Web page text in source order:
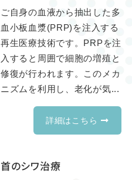
ご自身の血液から抽出した多
血小板血漿(PRP)を注入する
再生医療技術です。PRPを注
入すると周囲で細胞の増殖と
修復が行われます。このメカ
ニズムを利用し、老化が気...
詳細はこちら
首のシワ治療